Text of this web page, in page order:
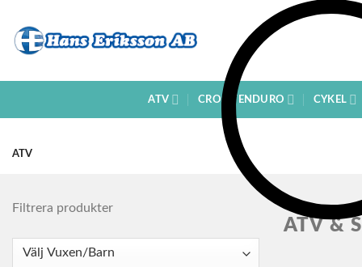
content
ATV CROSS/ENDURO CYKEL
ATV
Filtrera produkter
ATV &